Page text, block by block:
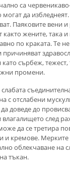
са
да
Паяковите вени
както жените, така
по краката. Те
причиняват
сърбеж,
промени.
с отслабени
доведе до
влагалището след
да се третира
и кремове. Мерките
облекчаване на
тъкан.